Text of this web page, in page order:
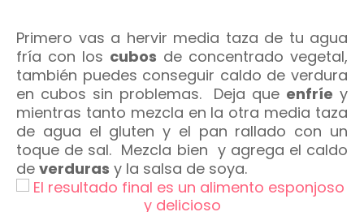
Primero vas a hervir media taza de tu agua
fría con los cubos de concentrado vegetal,
también puedes conseguir caldo de verdura
en cubos sin problemas. Deja que enfríe y
mientras tanto mezcla en la otra media taza
de agua el gluten y el pan rallado con un
toque de sal. Mezcla bien y agrega el caldo
de verduras y la salsa de soya.